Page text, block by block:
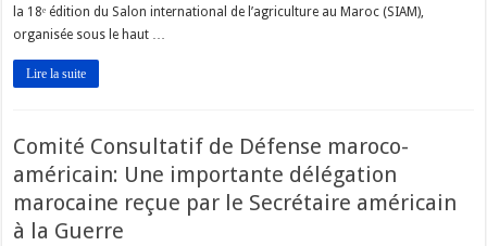
la 18ᵉ édition du Salon international de l’agriculture au Maroc (SIAM),
organisée sous le haut …
Lire la suite
Comité Consultatif de Défense maroco-
américain: Une importante délégation
marocaine reçue par le Secrétaire américain
à la Guerre